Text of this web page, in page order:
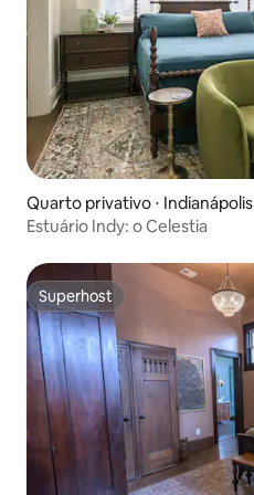
Quarto privativo ⋅ Indianápolis
Estuário Indy: o Celestia
Superhost
Superhost